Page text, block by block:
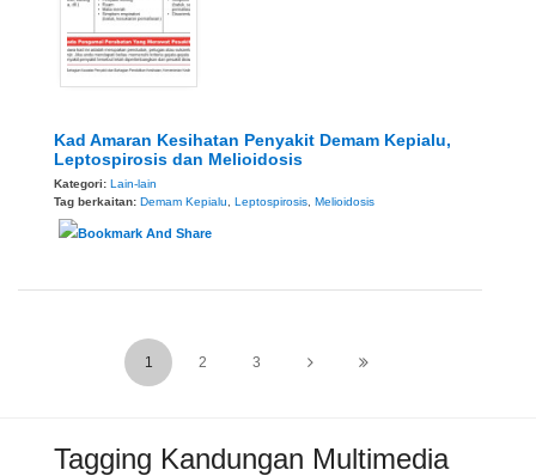
Kad Amaran Kesihatan Penyakit Demam Kepialu,
Leptospirosis dan Melioidosis
Kategori: Lain-lain
Tag berkaitan: Demam Kepialu, Leptospirosis, Melioidosis
1 2 3
Tagging Kandungan Multimedia